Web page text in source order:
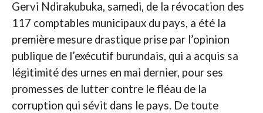
Gervi Ndirakubuka, samedi, de la révocation des
117 comptables municipaux du pays, a été la
première mesure drastique prise par l’opinion
publique de l’exécutif burundais, qui a acquis sa
légitimité des urnes en mai dernier, pour ses
promesses de lutter contre le fléau de la
corruption qui sévit dans le pays. De toute